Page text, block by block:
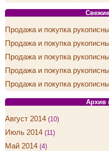
Продажа и покупка
Продажа и покупка
Продажа и покупка
Продажа и покупка
Продажа и покупка
Архив
Август 2014 (10)
Июль 2014 (11)
Май 2014 (4)